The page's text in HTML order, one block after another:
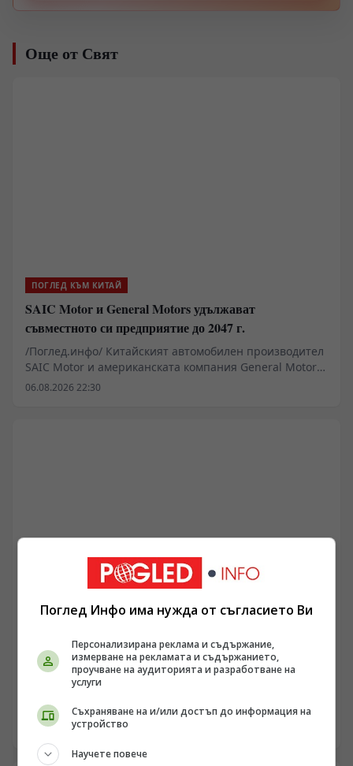
Още от Свят
ПОГЛЕД КЪМ КИТАЙ
SAIC Motor и General Motors удължават
съвместното си предприятие до 2047 г.
/Поглед.инфо/ Китайският автомобилен производител
SAIC Motor и американската компания General Motors
(GM) подписаха споразумение за удължаване на
06.08.2026 22:30
Анкета на CGTN: Интересът за пътувания в Китай
от международната общност се увеличава бързо
/Поглед.инфо/ Според резултатите от анкета на CGTN
към Китайската медийна група, 92,9% от
анкетираните смятат, че популярността на темата
China Travel в социалните мрежи показва бързо
нарастващия интерес на международната общност
06.08.2026 22:15
Поглед Инфо има нужда от съгласието Ви
Персонализирана реклама и съдържание,
измерване на рекламата и съдържанието,
проучване на аудиторията и разработване на
услуги
Съхраняване на и/или достъп до информация на
устройство
Научете повече